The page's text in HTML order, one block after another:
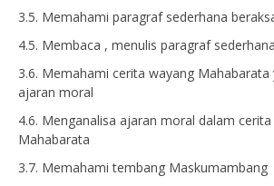
3.5. Memahami paragraf sederhana
4.5. Membaca , menulis paragraf
3.6. Memahami cerita wayang
ajaran moral
4.6. Menganalisa ajaran moral dalam
Mahabarata
3.7. Memahami tembang Maskumambang